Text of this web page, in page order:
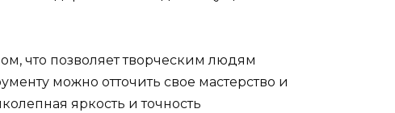
что позволяет творческим людям
можно отточить свое мастерство и
яркость и точность